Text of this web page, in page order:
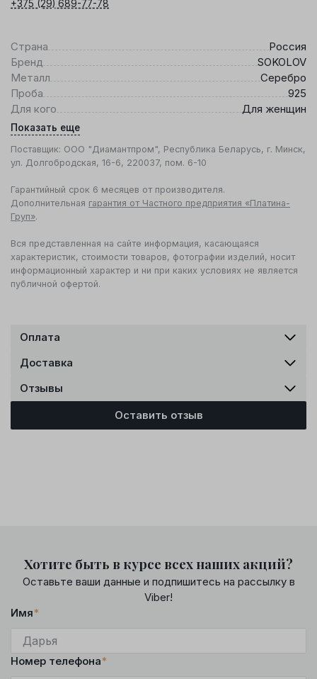
+375 (29) 689-77-78
Страна
Россия
Бренд
SOKOLOV
Металл
Серебро
Проба
925
Для кого
Для женщин
Показать еще
Поставщик: ООО "Диамантпром", Республика Беларусь, г. Минск,
ул. Долгобродская, 16-6, 220037, пом. 6-10
Гарантийный срок 6 месяцев от производителя.
Дополнительная гарантия от Частного предприятия «Платина-
Груп».
Вся представленная на сайте информация, касающаяся
характеристик, стоимости товаров, фотографии изделий, носит
информационный характер и ни при каких условиях не является
публичной офертой.
Оплата
Доставка
Отзывы
Оставить отзыв
Хотите быть в курсе всех наших акций?
Оставьте ваши данные и подпишитесь на рассылку в
Viber!
Имя*
Номер телефона*